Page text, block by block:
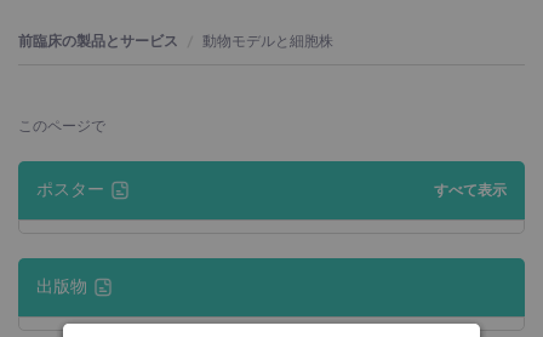
前臨床の製品とサービス 動物モデルと細胞株
このページで
ポスター すべて表示
出版物